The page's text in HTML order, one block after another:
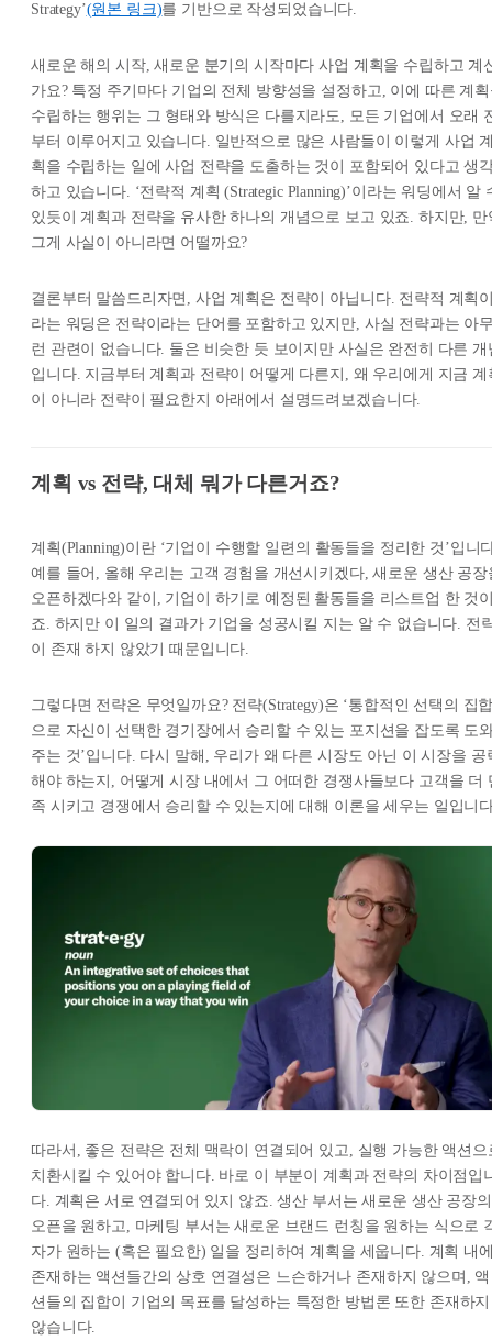
Strategy’(원본 링크)를 기반으로 작성되었습니다.
새로운 해의 시작, 새로운 분기의 시작마다 사업 계획을 수립하고 계
가요? 특정 주기마다 기업의 전체 방향성을 설정하고, 이에 따른 계
수립하는 행위는 그 형태와 방식은 다를지라도, 모든 기업에서 오래
부터 이루어지고 있습니다. 일반적으로 많은 사람들이 이렇게 사업
획을 수립하는 일에 사업 전략을 도출하는 것이 포함되어 있다고 생
하고 있습니다. ‘전략적 계획 (Strategic Planning)’이라는 워딩에서 알
있듯이 계획과 전략을 유사한 하나의 개념으로 보고 있죠. 하지만, 만
그게 사실이 아니라면 어떨까요?
결론부터 말씀드리자면, 사업 계획은 전략이 아닙니다. 전략적 계획
라는 워딩은 전략이라는 단어를 포함하고 있지만, 사실 전략과는 아
런 관련이 없습니다. 둘은 비슷한 듯 보이지만 사실은 완전히 다른 개
입니다. 지금부터 계획과 전략이 어떻게 다른지, 왜 우리에게 지금 계
이 아니라 전략이 필요한지 아래에서 설명드려보겠습니다.
계획 vs 전략, 대체 뭐가 다른거죠?
계획(Planning)이란 ‘기업이 수행할 일련의 활동들을 정리한 것’입니
예를 들어, 올해 우리는 고객 경험을 개선시키겠다, 새로운 생산 공장
오픈하겠다와 같이, 기업이 하기로 예정된 활동들을 리스트업 한 것
죠. 하지만 이 일의 결과가 기업을 성공시킬 지는 알 수 없습니다. 전
이 존재 하지 않았기 때문입니다.
그렇다면 전략은 무엇일까요? 전략(Strategy)은 ‘통합적인 선택의 집
으로 자신이 선택한 경기장에서 승리할 수 있는 포지션을 잡도록 도
주는 것’입니다. 다시 말해, 우리가 왜 다른 시장도 아닌 이 시장을 공
해야 하는지, 어떻게 시장 내에서 그 어떠한 경쟁사들보다 고객을 더
족 시키고 경쟁에서 승리할 수 있는지에 대해 이론을 세우는 일입니
따라서, 좋은 전략은 전체 맥락이 연결되어 있고, 실행 가능한 액션으
치환시킬 수 있어야 합니다. 바로 이 부분이 계획과 전략의 차이점입
다. 계획은 서로 연결되어 있지 않죠. 생산 부서는 새로운 생산 공장의
오픈을 원하고, 마케팅 부서는 새로운 브랜드 런칭을 원하는 식으로
자가 원하는 (혹은 필요한) 일을 정리하여 계획을 세웁니다. 계획 내
존재하는 액션들간의 상호 연결성은 느슨하거나 존재하지 않으며, 액
션들의 집합이 기업의 목표를 달성하는 특정한 방법론 또한 존재하지
않습니다.